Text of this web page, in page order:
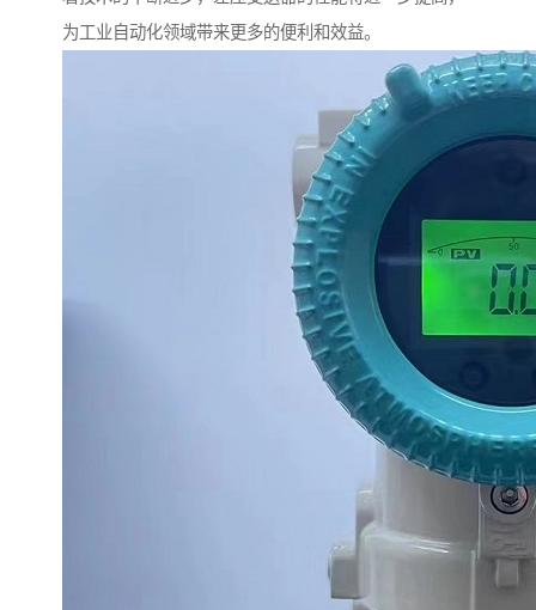
为工业自动化领域带来更多的便利和效益。